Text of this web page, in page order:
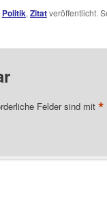
Politik,Zitatveröffentlicht.
Felder sind mit *